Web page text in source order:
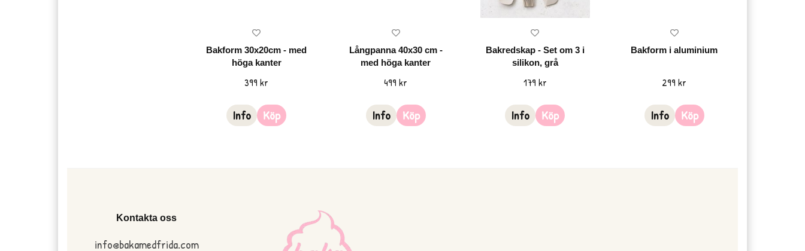
Bakform 30x20cm - med
höga kanter
399 kr
Info Köp
Långpanna 40x30 cm -
med höga kanter
499 kr
Info Köp
Bakredskap - Set om 3 i
silikon, grå
179 kr
Info Köp
Bakform i aluminium
299 kr
Info Köp
Kontakta oss
info@bakamedfrida.com